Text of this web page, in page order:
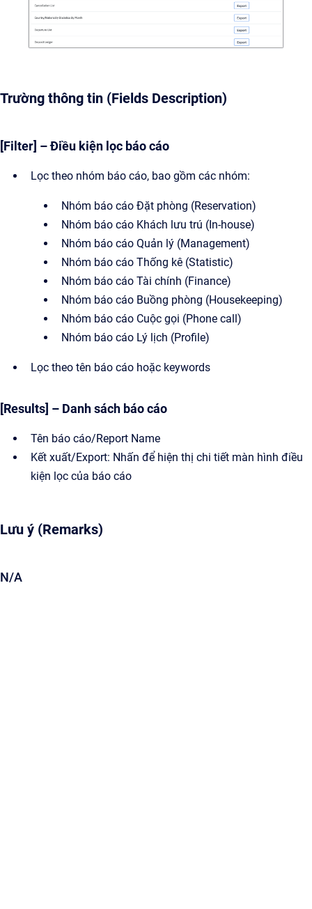
Trường thông tin (Fields Description)
[Filter] – Điều kiện lọc báo cáo
Lọc theo nhóm báo cáo, bao gồm các nhóm:
Nhóm báo cáo Đặt phòng (Reservation)
Nhóm báo cáo Khách lưu trú (In-house)
Nhóm báo cáo Quản lý (Management)
Nhóm báo cáo Thống kê (Statistic)
Nhóm báo cáo Tài chính (Finance)
Nhóm báo cáo Buồng phòng (Housekeeping)
Nhóm báo cáo Cuộc gọi (Phone call)
Nhóm báo cáo Lý lịch (Profile)
Lọc theo tên báo cáo hoặc keywords
[Results] – Danh sách báo cáo
Tên báo cáo/Report Name
Kết xuất/Export: Nhấn để hiện thị chi tiết màn hình điều
kiện lọc của báo cáo
Lưu ý (Remarks)
N/A